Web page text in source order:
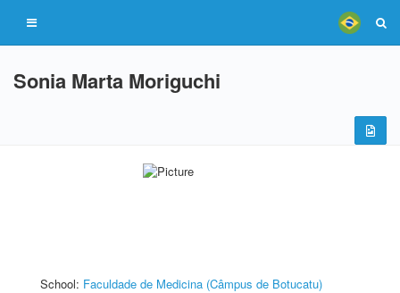
Sonia Marta Moriguchi
School: Faculdade de Medicina (Câmpus de Botucatu)